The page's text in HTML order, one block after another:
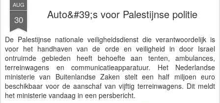
AUG
30 Auto&#39;s voor Palestijnse politie
De Palestijnse nationale veiligheidsdienst die verantwoordelijk is
voor het handhaven van de orde en veiligheid in door Israel
ontruimde gebieden heeft behoefte aan tenten, ambulances,
terreinwagens en communicatieapparatuur. Het Nederlandse
ministerie van Buitenlandse Zaken stelt een half miljoen euro
beschikbaar voor de aanschaf van vijftig terreinwagens. Dit meldt
het ministerie vandaag in een persbericht.